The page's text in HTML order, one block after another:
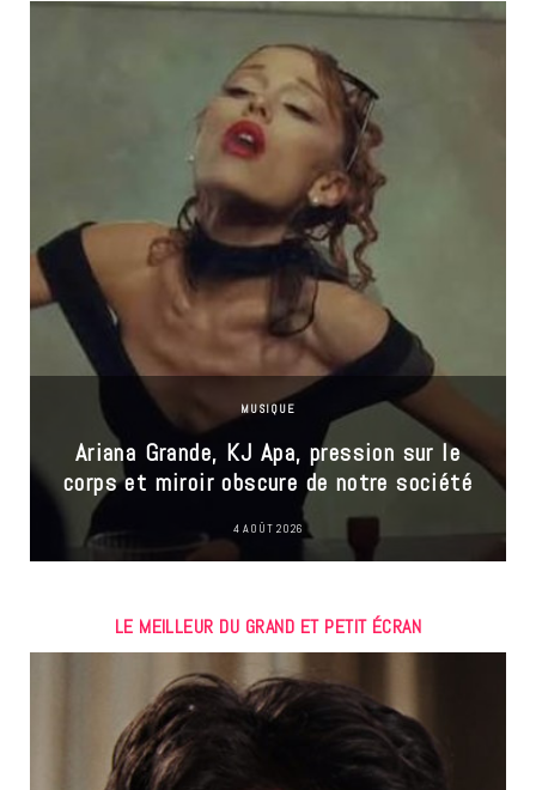
MUSIQUE
Ariana Grande, KJ Apa, pression sur le
corps et miroir obscure de notre société
4 AOÛT 2026
LE MEILLEUR DU GRAND ET PETIT ÉCRAN